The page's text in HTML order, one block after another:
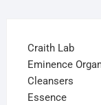
Craith Lab
Eminence
Cleansers
Essence